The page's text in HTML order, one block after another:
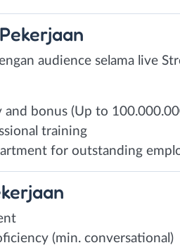
Pekerjaan
audience selama live
and bonus (Up to
training
for outstanding
(min. conversational)